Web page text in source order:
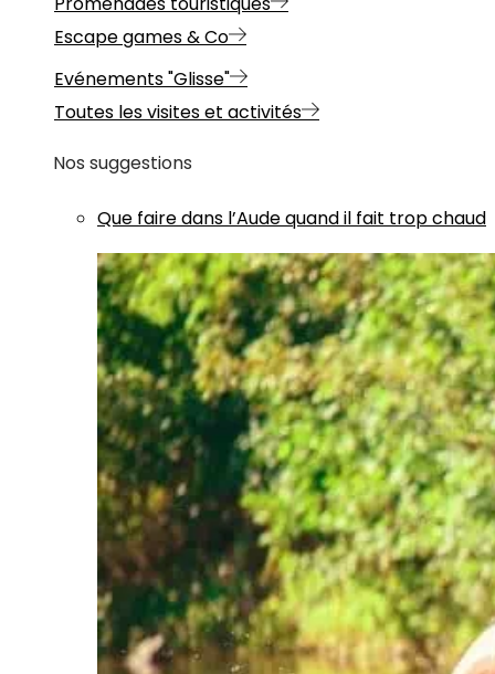
Escape games & Co
Evénements "Glisse"
Toutes les visites et activités
Nos suggestions
Que faire dans l’Aude quand il fait trop chaud